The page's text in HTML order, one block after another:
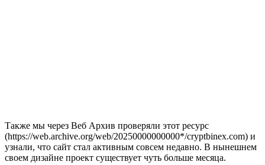
Также мы через Веб Архив проверяли этот ресурс
(https://web.archive.org/web/20250000000000*/cryptbinex.com) и
узнали, что сайт стал активным совсем недавно. В нынешнем
своем дизайне проект существует чуть больше месяца.